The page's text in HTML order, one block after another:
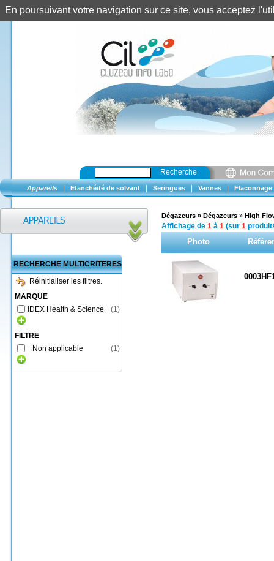
Recherche
Appareils Etanchéité de solvant Seringues Vannes Flaconnage
RECHERCHE MULTICRITERES
Réinitialiser les filtres.
MARQUE
IDEX Health & Science
(1)
FILTRE
Non applicable
(1)
Dégazeurs » Dégazeurs » High
Affichage de 1 à 1 (sur 1
Photo
En poursuivant votre navigation sur ce site, vous acceptez